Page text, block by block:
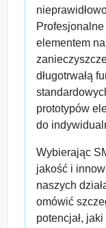
elementem
długotrwałą
prototypów
do
Wybierając
jakość i
naszych
omówić
potencjał,